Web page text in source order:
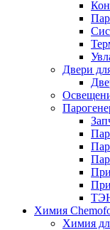
Двери
Химия
Химия